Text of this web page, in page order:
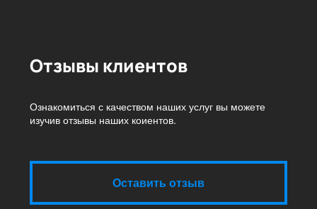
Отзывы клиентов
Ознакомиться с качеством наших услуг вы можете
изучив отзывы наших коиентов.
Оставить отзыв